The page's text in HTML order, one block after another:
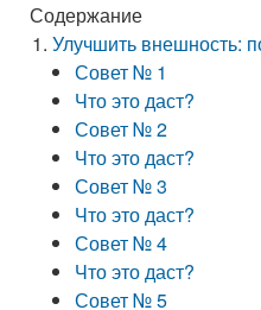
Содержание
Улучшить внешность:
Совет № 1
Что это даст?
Совет № 2
Что это даст?
Совет № 3
Что это даст?
Совет № 4
Что это даст?
Совет № 5